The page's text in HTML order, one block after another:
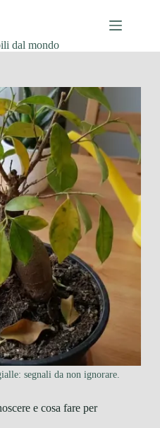
dal mondo
segnali da non ignorare.
e cosa fare per